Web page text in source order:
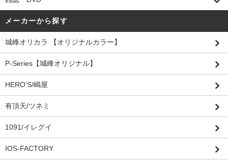
メーカーから探す
城峰オリカラ 【オリジナルカラー】
P-Series【城峰オリジナル】
HERO'S/嶋屋
有頂天/ツネミ
1091/イレグイ
IOS-FACTORY